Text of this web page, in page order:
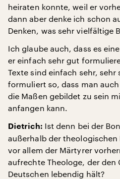
heiraten konnte, weil er
dann aber denke ich schon
Denken, was sehr vielfältige
Ich glaube auch, dass es
er einfach sehr gut
Texte sind einfach sehr, sehr
formuliert so, dass man
die Maßen gebildet zu sein
anfangen kann.
Dietrich: Ist denn bei der
außerhalb der theologischen
vor allem der Märtyrer
aufrechte Theologe, der den
Deutschen lebendig hält?